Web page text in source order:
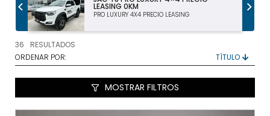
0KM 2025
PREMIER 1.2T MT
36
RESULTADOS
ORDENAR POR:
MOSTRAR FILTROS